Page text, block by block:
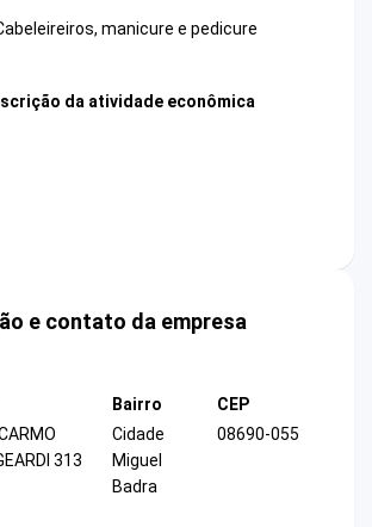
manicure e pedicure
da atividade econômica
e contato da empresa
313
Bairro
Cidade
Miguel
Badra
CEP
08690-055